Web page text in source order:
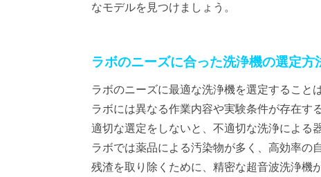
なモデルを見つけましょう。
ラボのニーズに合った洗浄機の選定方
ラボのニーズに最適な洗浄機を選定すること
ラボには異なる作業内容や実験条件が存在す
適切な選定をしないと、不適切な洗浄による
ラボでは薬品による汚染物が多く、高効率の
残渣を取り除くために、精密な超音波洗浄機